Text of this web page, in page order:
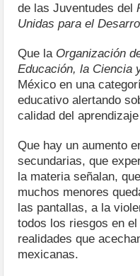
de las Juventudes del
Unidas para el
Que la Organización
Educación, la Ciencia
México en una
educativo alertando
calidad del
Que hay un aumento
secundarias, que
la materia señalan,
muchos menores
las pantallas, a la
todos los riesgos en
realidades que
mexicanas.